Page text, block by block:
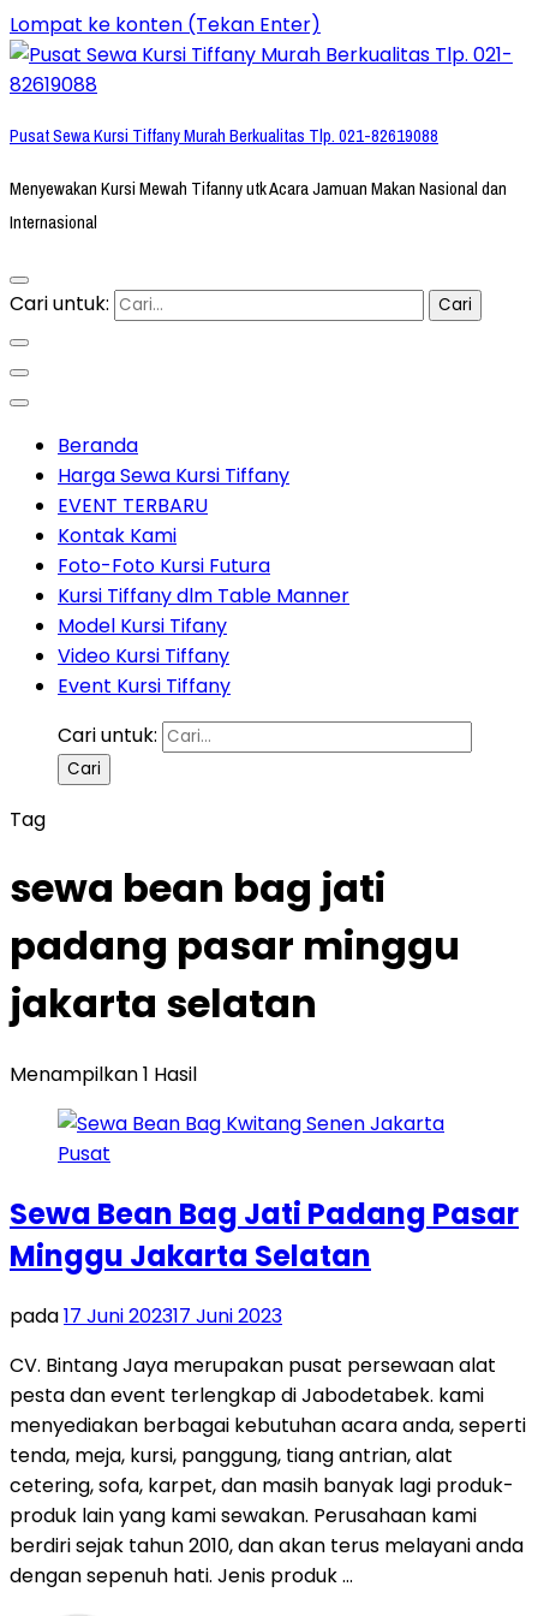
Lompat ke konten (Tekan Enter)
Pusat Sewa Kursi Tiffany Murah Berkualitas Tlp. 021-82619088
Menyewakan Kursi Mewah Tifanny utk Acara Jamuan Makan Nasional dan
Internasional
Cari untuk:
Beranda
Harga Sewa Kursi Tiffany
EVENT TERBARU
Kontak Kami
Foto-Foto Kursi Futura
Kursi Tiffany dlm Table Manner
Model Kursi Tifany
Video Kursi Tiffany
Event Kursi Tiffany
Cari untuk:
Tag
sewa bean bag jati
padang pasar minggu
jakarta selatan
Menampilkan 1 Hasil
Sewa Bean Bag Jati Padang Pasar
Minggu Jakarta Selatan
pada17 Juni 202317 Juni 2023
CV. Bintang Jaya merupakan pusat persewaan alat
pesta dan event terlengkap di Jabodetabek. kami
menyediakan berbagai kebutuhan acara anda, seperti
tenda, meja, kursi, panggung, tiang antrian, alat
cetering, sofa, karpet, dan masih banyak lagi produk-
produk lain yang kami sewakan. Perusahaan kami
berdiri sejak tahun 2010, dan akan terus melayani anda
dengan sepenuh hati. Jenis produk …